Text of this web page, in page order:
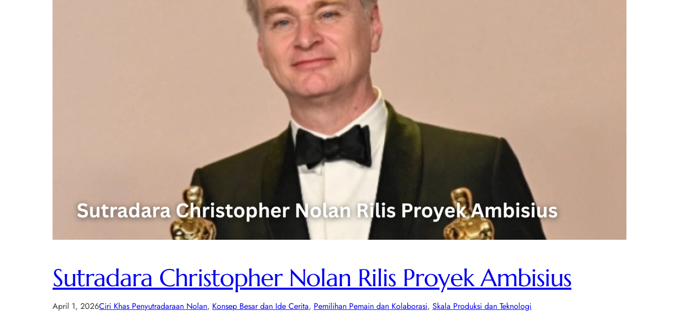
Sutradara Christopher Nolan Rilis Proyek Ambisius
April 1, 2026Ciri Khas Penyutradaraan Nolan, Konsep Besar dan Ide Cerita, Pemilihan Pemain dan Kolaborasi, Skala Produksi dan Teknologi